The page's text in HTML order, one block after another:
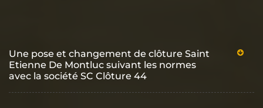
Une pose et changement de clôture Saint
Etienne De Montluc suivant les normes
avec la société SC Clôture 44